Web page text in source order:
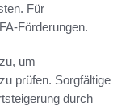
Für
Förderungen.
um
prüfen. Sorgfältige
durch